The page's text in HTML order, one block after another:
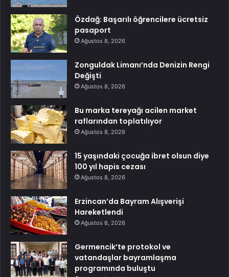
Özdağ: Başarılı öğrencilere ücretsiz
pasaport
Ağustos 8, 2026
Zonguldak Limanı’nda Denizin Rengi
Değişti
Ağustos 8, 2026
Bu marka tereyağı acilen market
raflarından toplatılıyor
Ağustos 8, 2026
15 yaşındaki çocuğa ibret olsun diye
100 yıl hapis cezası
Ağustos 8, 2026
Erzincan’da Bayram Alışverişi
Hareketlendi
Ağustos 8, 2026
Germencik’te protokol ve
vatandaşlar bayramlaşma
programında buluştu